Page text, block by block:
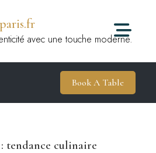
avec une touche moderne.
Book A Table
tendance culinaire